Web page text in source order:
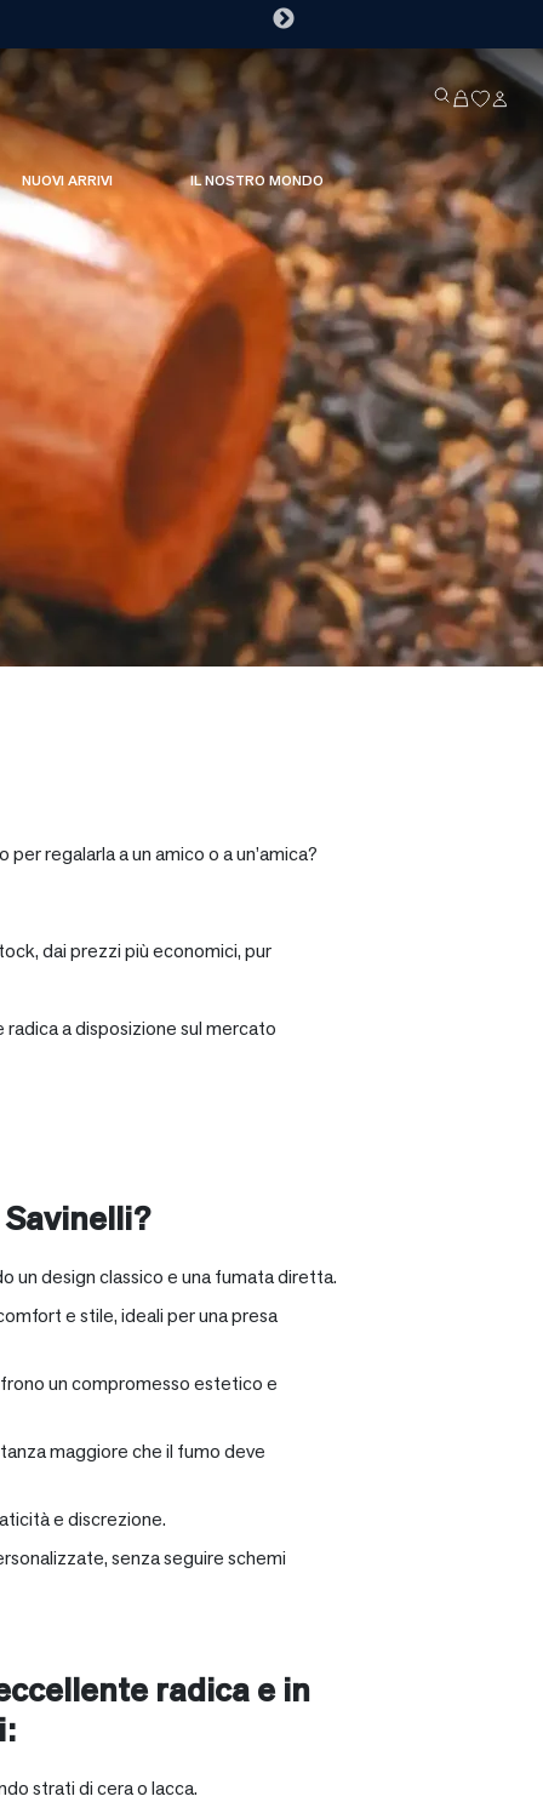
NUOVI ARRIVI IL NOSTRO MONDO
regalarla a un amico o a un’amica?
dai prezzi più economici, pur
a disposizione sul mercato
un design classico e una fumata diretta.
e stile, ideali per una presa
un compromesso estetico e
maggiore che il fumo deve
e discrezione.
senza seguire schemi
radica e in
strati di cera o lacca.